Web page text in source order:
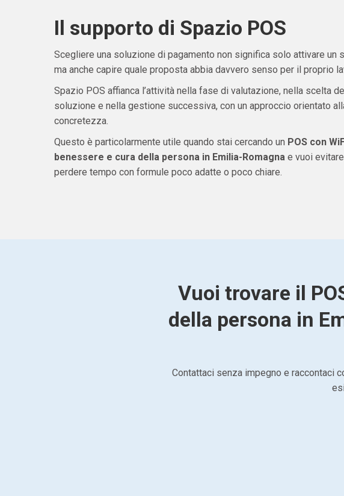
Il supporto di Spazio POS
Scegliere una soluzione di pagamento non significa solo attivare un
ma anche capire quale proposta abbia davvero senso per il proprio
Spazio POS affianca l’attività nella fase di valutazione, nella scelta
soluzione e nella gestione successiva, con un approccio orientato
concretezza.
Questo è particolarmente utile quando stai cercando un POS con
benessere e cura della persona in Emilia-Romagnae vuoi
perdere tempo con formule poco adatte o poco chiare.
Vuoi trovare il
della persona in
Contattaci senza impegno e raccontaci